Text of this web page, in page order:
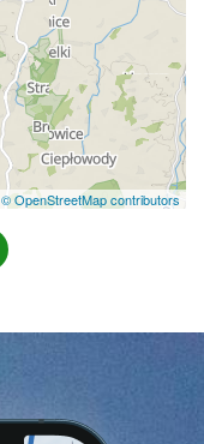
© OpenStreetMap contributors